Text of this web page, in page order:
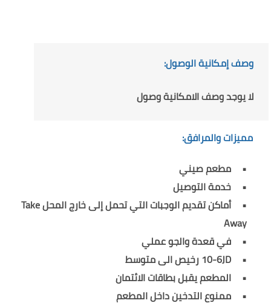
وصف إمكانية الوصول:
لا يوجد وصف الامكانية وصول
مميزات والمرافق:
مطعم صيني
خدمة التوصيل
أماكن تقديم الوجبات التي تحمل إلى خارج المحل Take
Away
في قعدة والجو عملي
10-6JD رخيص الى متوسط
المطعم يقبل بطاقات الائتمان
ممنوع التدخين داخل المطعم